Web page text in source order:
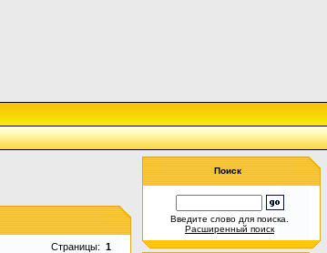
Страницы: 1
Поиск
Введите слово для поиска.
Расширенный поиск